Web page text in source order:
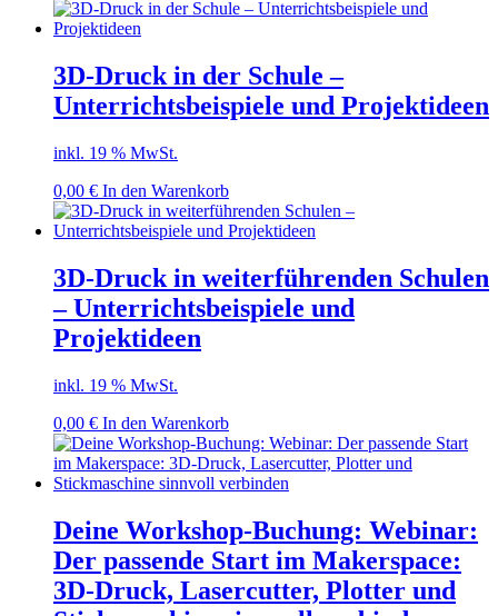
3D-Druck in der Schule –
Unterrichtsbeispiele und Projektideen
inkl. 19 % MwSt.
0,00 € In den Warenkorb
3D-Druck in weiterführenden Schulen
– Unterrichtsbeispiele und
Projektideen
inkl. 19 % MwSt.
0,00 € In den Warenkorb
Deine Workshop-Buchung: Webinar:
Der passende Start im Makerspace:
3D-Druck, Lasercutter, Plotter und